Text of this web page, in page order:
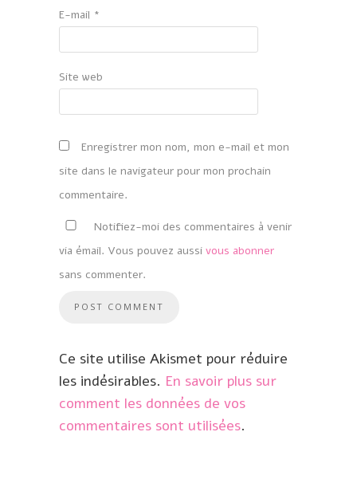
E-mail *
Site web
Enregistrer mon nom, mon e-mail et mon
site dans le navigateur pour mon prochain
commentaire.
Notifiez-moi des commentaires à venir
via émail. Vous pouvez aussi vous abonner
sans commenter.
Ce site utilise Akismet pour réduire
les indésirables. En savoir plus sur
comment les données de vos
commentaires sont utilisées.